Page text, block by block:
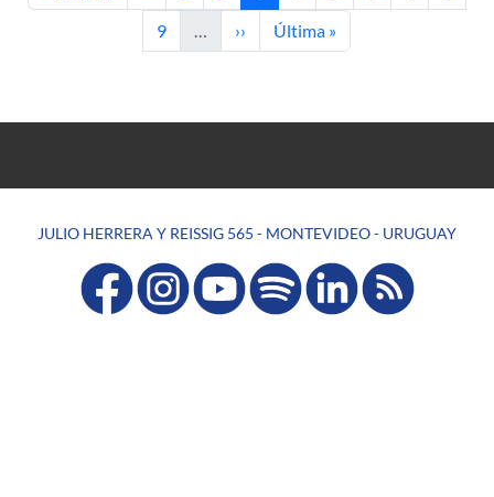
Page
9 … Next page
›› Last page
Última »
JULIO HERRERA Y REISSIG 565 - MONTEVIDEO - URUGUAY